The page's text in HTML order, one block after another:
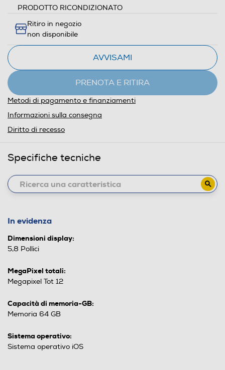
PRODOTTO RICONDIZIONATO
Ritiro in negozio
non disponibile
AVVISAMI
PRENOTA E RITIRA
Metodi di pagamento e finanziamenti
Informazioni sulla consegna
Diritto di recesso
Specifiche tecniche
In evidenza
Dimensioni display:
5,8 Pollici
MegaPixel totali:
Megapixel Tot 12
Capacità di memoria-GB:
Memoria 64 GB
Sistema operativo:
Sistema operativo iOS